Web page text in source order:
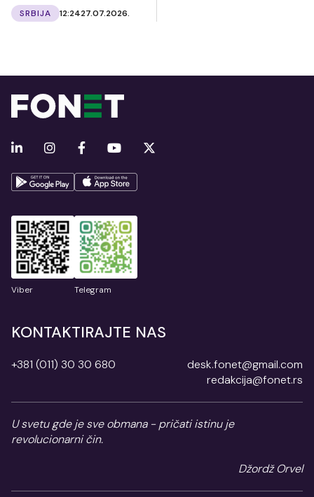
SRBIJA 12:2427.07.2026.
Viber Telegram
KONTAKTIRAJTE NAS
+381 (011) 30 30 680
desk.fonet@gmail.com
redakcija@fonet.rs
U svetu gde je sve obmana - pričati istinu je
revolucionarni čin.
Džordž Orvel